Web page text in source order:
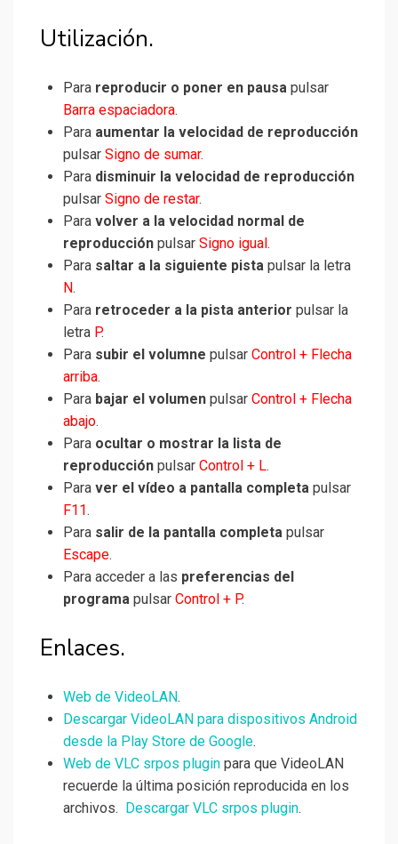
Utilización.
Para reproducir o poner en pausa pulsar
Barra espaciadora.
Para aumentar la velocidad de reproducción
pulsar Signo de sumar.
Para disminuir la velocidad de reproducción
pulsar Signo de restar.
Para volver a la velocidad normal de
reproducción pulsar Signo igual .
Para saltar a la siguiente pista pulsar la letra
N.
Para retroceder a la pista anterior pulsar la
letra P.
Para subir el volumne pulsar Control + Flecha
arriba.
Para bajar el volumen pulsar Control + Flecha
abajo.
Para ocultar o mostrar la lista de
reproducción pulsar Control + L.
Para ver el vídeo a pantalla completa pulsar
F11.
Para salir de la pantalla completa pulsar
Escape.
Para acceder a las preferencias del
programa pulsar Control + P.
Enlaces.
Web de VideoLAN.
Descargar VideoLAN para dispositivos Android
desde la Play Store de Google.
Web de VLC srpos plugin para que VideoLAN
recuerde la última posición reproducida en los
archivos.
Descargar VLC srpos plugin.